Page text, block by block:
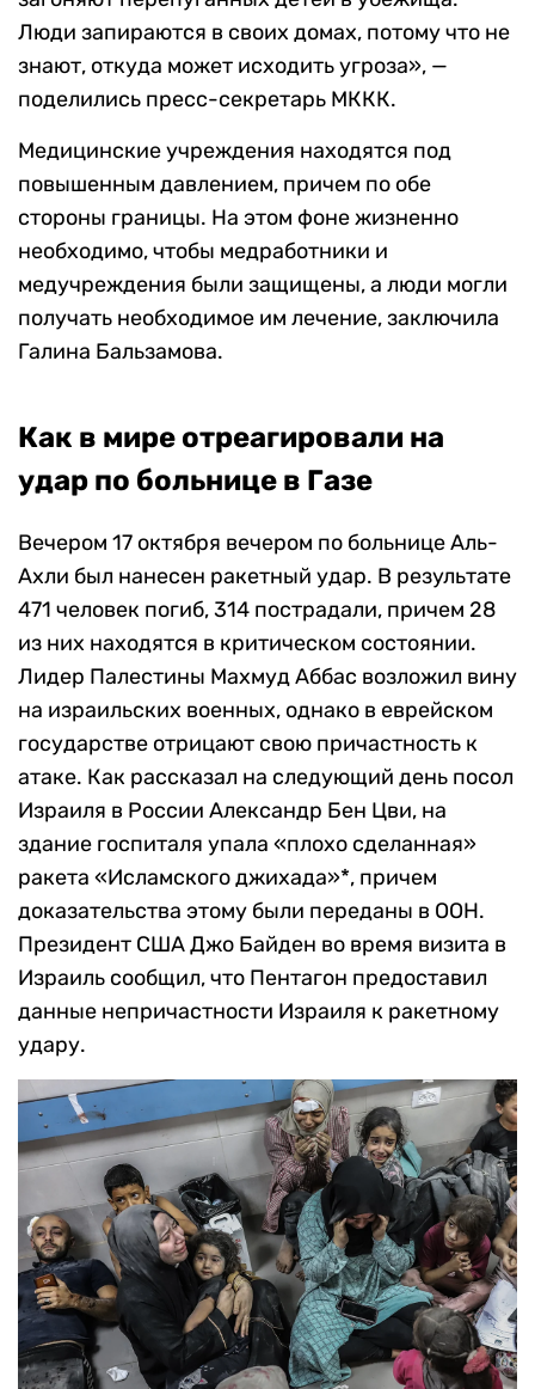
Люди запираются в своих домах, потому что не
знают, откуда может исходить угроза», —
поделились пресс-секретарь МККК.
Медицинские учреждения находятся под
повышенным давлением, причем по обе
стороны границы. На этом фоне жизненно
необходимо, чтобы медработники и
медучреждения были защищены, а люди могли
получать необходимое им лечение, заключила
Галина Бальзамова.
Как в мире отреагировали на
удар по больнице в Газе
Вечером 17 октября вечером по больнице Аль-
Ахли был нанесен ракетный удар. В результате
471 человек погиб, 314 пострадали, причем 28
из них находятся в критическом состоянии.
Лидер Палестины Махмуд Аббас возложил вину
на израильских военных, однако в еврейском
государстве отрицают свою причастность к
атаке. Как рассказал на следующий день посол
Израиля в России Александр Бен Цви, на
здание госпиталя упала «плохо сделанная»
ракета «Исламского джихада»*, причем
доказательства этому были переданы в ООН.
Президент США Джо Байден во время визита в
Израиль сообщил, что Пентагон предоставил
данные непричастности Израиля к ракетному
удару.